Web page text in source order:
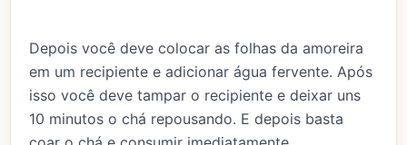
Depois você deve colocar as folhas da amoreira
em um recipiente e adicionar água fervente. Após
isso você deve tampar o recipiente e deixar uns
10 minutos o chá repousando. E depois basta